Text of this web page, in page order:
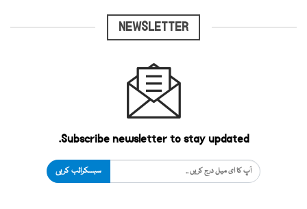
NEWSLETTER
Subscribe newsletter to stay updated.
سبسکرائب کریں